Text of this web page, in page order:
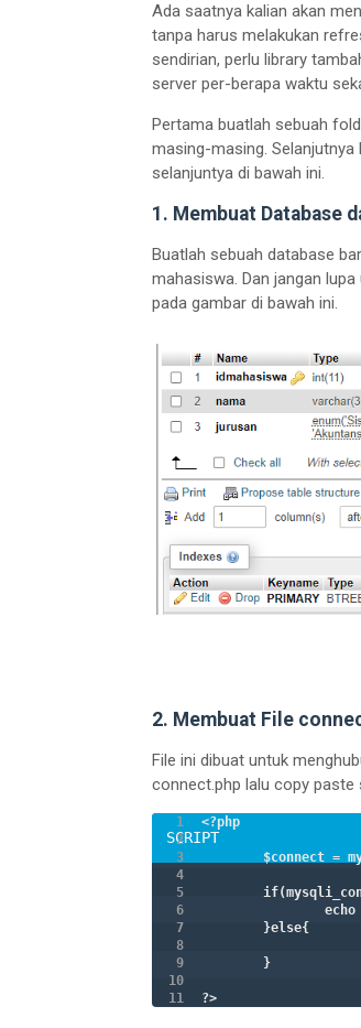
Ada saatnya kalian akan
tanpa harus melakukan
sendirian, perlu library
server per-berapa waktu
Pertama buatlah sebuah
masing-masing. Selanjutnya
selanjuntya di bawah ini.
1. Membuat Database
Buatlah sebuah database
mahasiswa. Dan jangan
pada gambar di bawah ini.
2. Membuat File
File ini dibuat untuk
connect.php lalu copy paste
<?php
?>